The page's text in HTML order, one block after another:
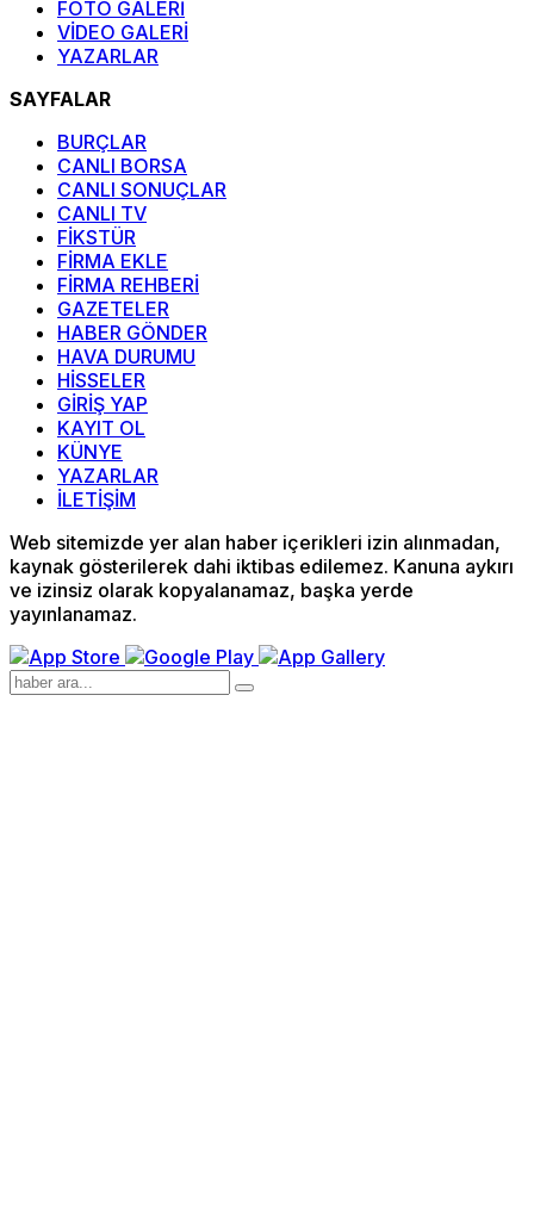
FOTO GALERİ
VİDEO GALERİ
YAZARLAR
SAYFALAR
BURÇLAR
CANLI BORSA
CANLI SONUÇLAR
CANLI TV
FİKSTÜR
FİRMA EKLE
FİRMA REHBERİ
GAZETELER
HABER GÖNDER
HAVA DURUMU
HİSSELER
GİRİŞ YAP
KAYIT OL
KÜNYE
YAZARLAR
İLETİŞİM
Web sitemizde yer alan haber içerikleri izin alınmadan,
kaynak gösterilerek dahi iktibas edilemez. Kanuna aykırı
ve izinsiz olarak kopyalanamaz, başka yerde
yayınlanamaz.